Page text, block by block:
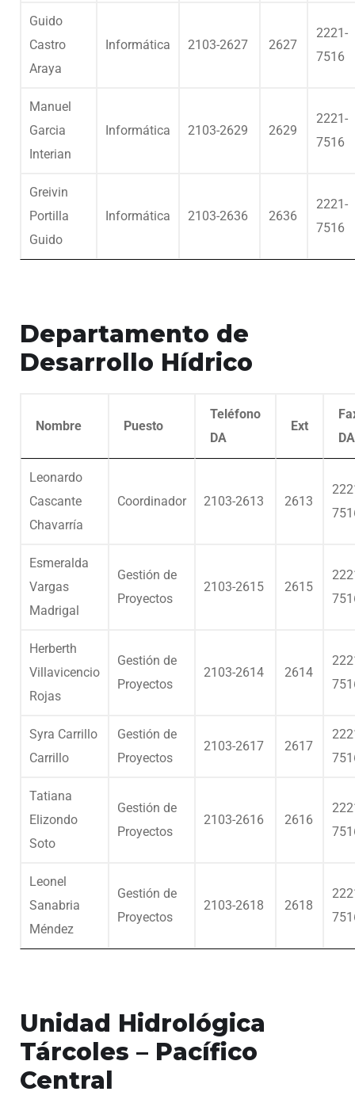
Guido
Castro
Araya
Informática 2103-2627 2627
2221-
7516
Manuel
Garcia
Interian
Informática 2103-2629 2629
2221-
7516
Greivin
Portilla
Guido
Informática 2103-2636 2636
2221-
7516
Departamento de
Desarrollo Hídrico
Nombre Puesto
Teléfono
DA
Ext
DA
Leonardo
Cascante
Chavarría
Coordinador 2103-2613 2613
Esmeralda
Vargas
Madrigal
Gestión de
Proyectos
2103-2615 2615
Herberth
Villavicencio
Rojas
Gestión de
Proyectos
2103-2614 2614
Syra Carrillo
Carrillo
Gestión de
Proyectos
2103-2617 2617
Tatiana
Elizondo
Soto
Gestión de
Proyectos
2103-2616 2616
Leonel
Sanabria
Méndez
Gestión de
Proyectos
2103-2618 2618
Unidad Hidrológica
Tárcoles – Pacífico
Central